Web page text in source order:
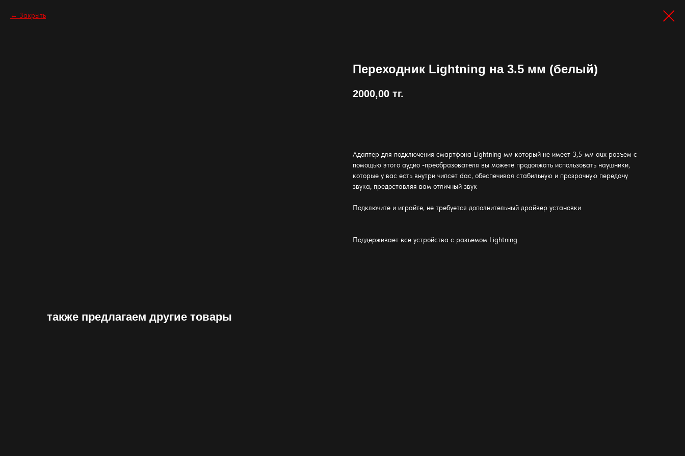
Закрыть
Переходник Lightning на 3.5 мм (белый)
2000,00 тг.
Адаптер для подключения смартфона Lightning мм который не имеет 3,5-мм aux разъем с
помощью этого аудио -преобразователя вы можете продолжать использовать наушники,
которые у вас есть внутри чипсет dac, обеспечивая стабильную и прозрачную передачу
звука, предоставляя вам отличный звук
Подключите и играйте, не требуется дополнительный драйвер установки
Поддерживает все устройства с разъемом Lightning
также предлагаем другие товары